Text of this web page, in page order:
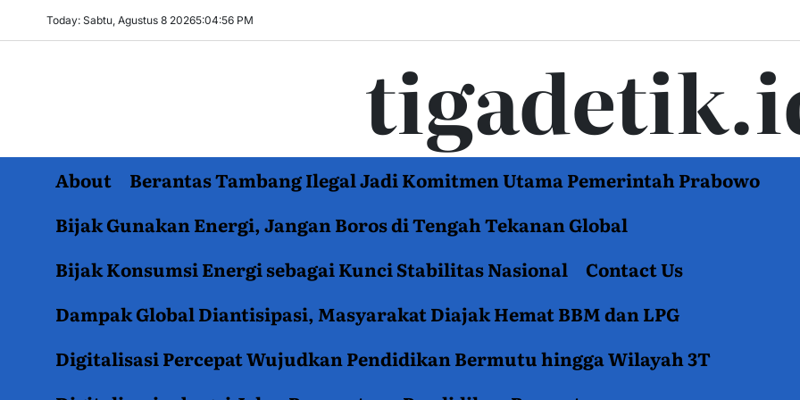
Today: Sabtu, Agustus 8 20265:04:56 PM
About
Berantas Tambang Ilegal Jadi Komitmen Utama Pemerintah Prabowo
Bijak Gunakan Energi, Jangan Boros di Tengah Tekanan Global
Bijak Konsumsi Energi sebagai Kunci Stabilitas Nasional
Contact Us
Dampak Global Diantisipasi, Masyarakat Diajak Hemat BBM dan LPG
Digitalisasi Percepat Wujudkan Pendidikan Bermutu hingga Wilayah 3T